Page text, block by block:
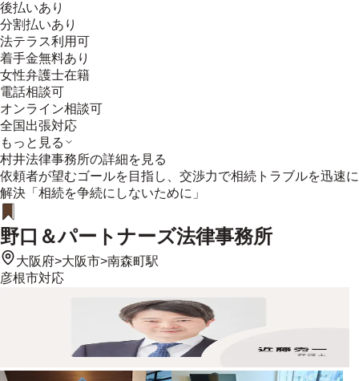
後払いあり
分割払いあり
法テラス利用可
着手金無料あり
女性弁護士在籍
電話相談可
オンライン相談可
全国出張対応
もっと見る
村井法律事務所の詳細を見る
依頼者が望むゴールを目指し、交渉力で相続トラブルを迅速に
解決「相続を争続にしないために」
野口＆パートナーズ法律事務所
大阪府>大阪市>南森町駅
彦根市対応